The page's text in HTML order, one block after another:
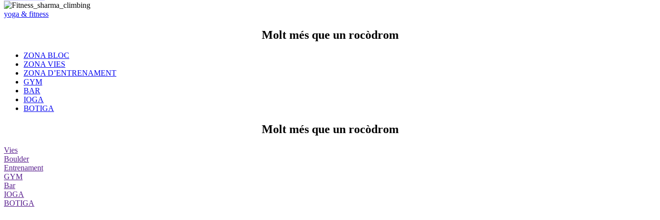
yoga & fitness
Molt més que un rocòdrom
ZONA BLOC
ZONA VIES
ZONA D’ENTRENAMENT
GYM
BAR
IOGA
BOTIGA
Molt més que un rocòdrom
Vies
Boulder
Entrenament
GYM
Bar
IOGA
BOTIGA